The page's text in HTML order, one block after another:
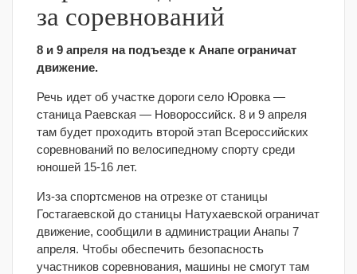
за соревнований
8 и 9 апреля на подъезде к Анапе ограничат
движение.
Речь идет об участке дороги село Юровка —
станица Раевская — Новороссийск. 8 и 9 апреля
там будет проходить второй этап Всероссийских
соревнований по велосипедному спорту среди
юношей 15-16 лет.
Из-за спортсменов на отрезке от станицы
Гостагаевской до станицы Натухаевской ограничат
движение, сообщили в администрации Анапы 7
апреля. Чтобы обеспечить безопасность
участников соревнования, машины не смогут там